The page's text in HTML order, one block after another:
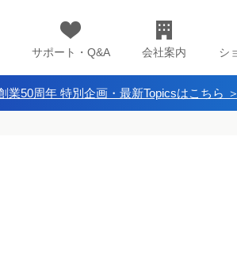
サポート・Q&A 会社案内 シ
業50周年 特別企画・最新Topicsはこちら ＞